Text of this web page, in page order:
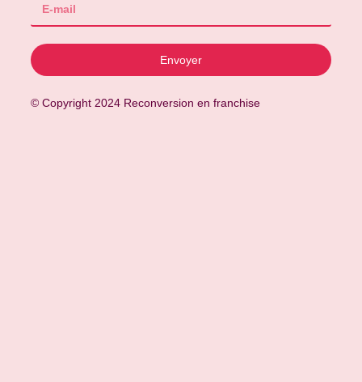
Envoyer
© Copyright 2024 Reconversion en franchise